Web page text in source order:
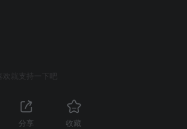
喜欢就支持一下吧
分享 收藏